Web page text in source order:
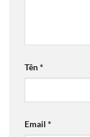
Tên*
Email *